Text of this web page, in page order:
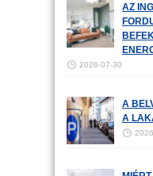
AZ
2026-07-30
A
A